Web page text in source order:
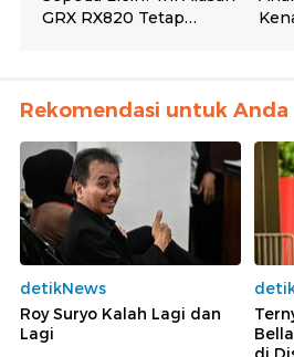
Rekomendasi untuk Anda
detikNews
Roy Suryo Kalah Lagi dan
Lagi